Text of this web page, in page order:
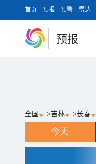
首页 预报 预警 雷达
预报
全国 >吉林 >长春
今天